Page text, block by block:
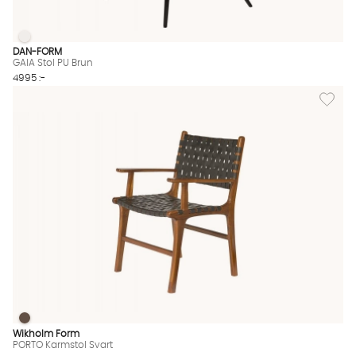
GAIA Stol PU Brun Finns även i dessa färger:
GAIA Stol PU Brun
DAN-FORM
GAIA Stol PU Brun
4995 :-
Lägg
PORTO Karmstol Svart Finns även i dessa färger:
PORTO Karmstol Svart
Wikholm Form
PORTO Karmstol Svart